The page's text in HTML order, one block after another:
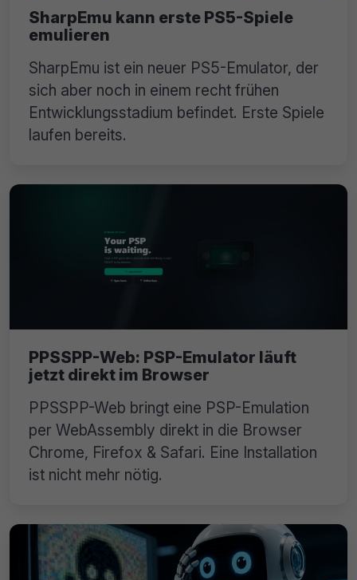
SharpEmu kann erste PS5-Spiele
emulieren
SharpEmu ist ein neuer PS5-Emulator, der
sich aber noch in einem recht frühen
Entwicklungsstadium befindet. Erste Spiele
laufen bereits.
PPSSPP-Web: PSP-Emulator läuft
jetzt direkt im Browser
PPSSPP-Web bringt eine PSP-Emulation
per WebAssembly direkt in die Browser
Chrome, Firefox & Safari. Eine Installation
ist nicht mehr nötig.